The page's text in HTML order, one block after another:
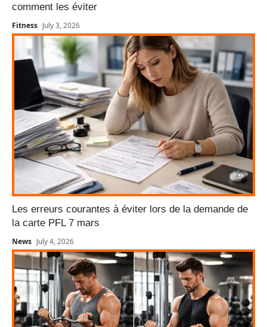
comment les éviter
Fitness July 3, 2026
Les erreurs courantes à éviter lors de la demande de
la carte PFL 7 mars
News July 4, 2026